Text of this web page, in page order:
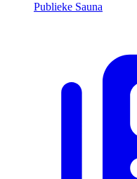
Publieke Sauna